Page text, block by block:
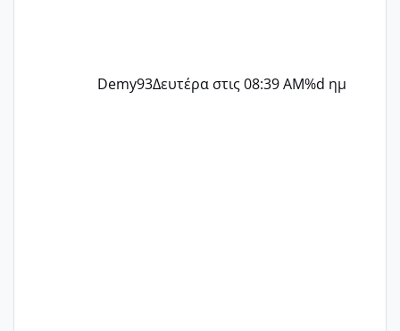
Demy93Δευτέρα στις 08:39 AM%d ημ